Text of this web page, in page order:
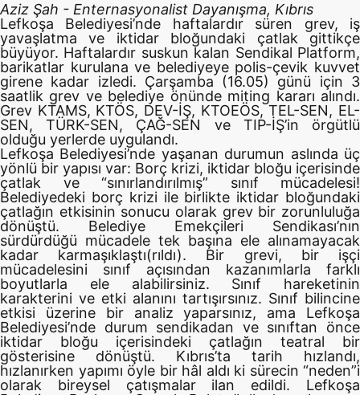
Aziz Şah - Enternasyonalist Dayanışma, Kıbrıs
Lefkoşa Belediyesi’nde haftalardır süren grev, iş
yavaşlatma ve iktidar bloğundaki çatlak gittikçe
büyüyor. Haftalardır suskun kalan Sendikal Platform,
barikatlar kurulana ve belediyeye polis-çevik kuvvet
girene kadar izledi. Çarşamba (16.05) günü için 3
saatlik grev ve belediye önünde miting kararı alındı.
Grev KTAMS, KTÖS, DEV-İŞ, KTOEÖS, TEL-SEN, EL-
SEN, TÜRK-SEN, ÇAĞ-SEN ve TIP-İŞ’in örgütlü
olduğu yerlerde uygulandı.
Lefkoşa Belediyesi’nde yaşanan durumun aslında üç
yönlü bir yapısı var: Borç krizi, iktidar bloğu içerisinde
çatlak ve “sınırlandırılmış” sınıf mücadelesi!
Belediyedeki borç krizi ile birlikte iktidar bloğundaki
çatlağın etkisinin sonucu olarak grev bir zorunluluğa
dönüştü. Belediye Emekçileri Sendikası’nın
sürdürdüğü mücadele tek başına ele alınamayacak
kadar karmaşıklaştı(rıldı). Bir grevi, bir işçi
mücadelesini sınıf açısından kazanımlarla farklı
boyutlarla ele alabilirsiniz. Sınıf hareketinin
karakterini ve etki alanını tartışırsınız. Sınıf bilincine
etkisi üzerine bir analiz yaparsınız, ama Lefkoşa
Belediyesi’nde durum sendikadan ve sınıftan önce
iktidar bloğu içerisindeki çatlağın teatral bir
gösterisine dönüştü. Kıbrıs’ta tarih hızlandı,
hızlanırken yapımı öyle bir hâl aldı ki sürecin “neden”i
olarak bireysel çatışmalar ilan edildi. Lefkoşa